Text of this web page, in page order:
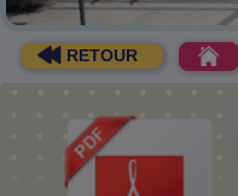
RETOUR